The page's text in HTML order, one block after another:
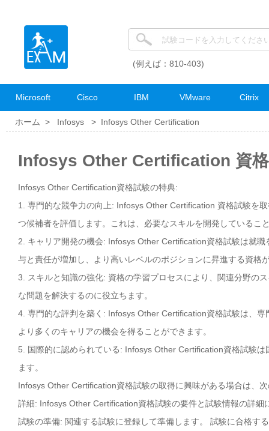
(例えば：810-403)
Microsoft Cisco IBM VMware Citrix
ホーム > Infosys > Infosys Other Certification
Infosys Other Certification 資
Infosys Other Certification資格試験の特典:
1. 専門的な競争力の向上: Infosys Other Certification 資格試験を
つ候補者を評価します。これは、必要なスキルを開発しているこ
2. キャリア開発の機会: Infosys Other Certification資格試験は就
与と責任が増加し、より高いレベルのポジションに昇進する資格
3. スキルと知識の強化: 資格の学習プロセスにより、関連分野の
な問題を解決するのに役立ちます。
4. 専門的な評判を築く: Infosys Other Certification資格試験は、
より多くのキャリアの機会を得ることができます。
5. 国際的に認められている: Infosys Other Certification資格試験
ます。
Infosys Other Certification資格試験の取得に興味がある場合は、
詳細: Infosys Other Certification資格試験の要件と試験情報の詳
試験の準備: 関連する試験に登録して準備します。 試験に合格す